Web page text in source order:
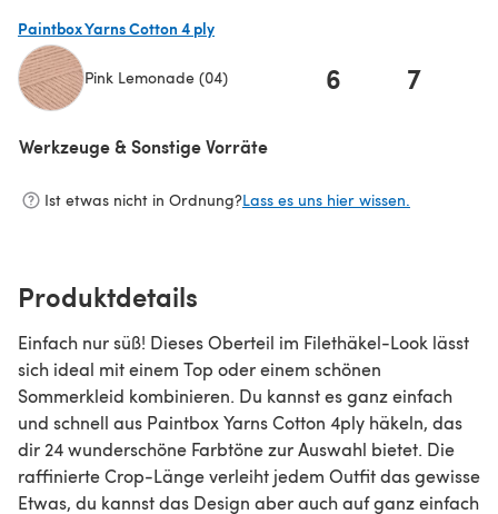
Paintbox Yarns Cotton 4 ply
Pink Lemonade (04) 6 7
Werkzeuge & Sonstige Vorräte
Ist etwas nicht in Ordnung?Lass es uns hier wissen.
Produktdetails
Einfach nur süß! Dieses Oberteil im Filethäkel-Look lässt
sich ideal mit einem Top oder einem schönen
Sommerkleid kombinieren. Du kannst es ganz einfach
und schnell aus Paintbox Yarns Cotton 4ply häkeln, das
dir 24 wunderschöne Farbtöne zur Auswahl bietet. Die
raffinierte Crop-Länge verleiht jedem Outfit das gewisse
Etwas, du kannst das Design aber auch auf ganz einfach